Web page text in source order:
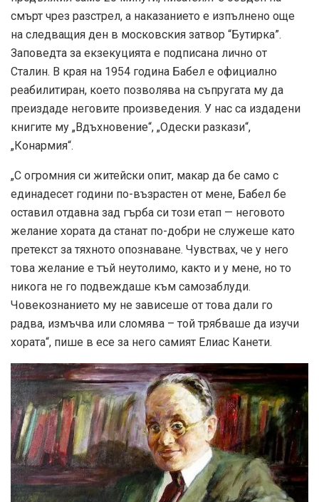
смърт чрез разстрел, а наказанието е изпълнено още
на следващия ден в московския затвор “Бутирка”.
Заповедта за екзекуцията е подписана лично от
Сталин. В края на 1954 година Бабел е официално
реабилитиран, което позволява на съпругата му да
преиздаде неговите произведения. У нас са издадени
книгите му „Вдъхновение“, „Одески разкази“,
„Конармия“.
„С огромния си житейски опит, макар да бе само с
единадесет години по-възрастен от мене, Бабел бе
оставил отдавна зад гърба си този етап — неговото
желание хората да станат по-добри не служеше като
претекст за тяхното опознаване. Чувствах, че у него
това желание е тъй неутолимо, както и у мене, но то
никога не го подвеждаше към самозаблуди.
Човекознанието му не зависеше от това дали го
радва, измъчва или сломява – той трябваше да изучи
хората“, пише в есе за него самият Елиас Канети.